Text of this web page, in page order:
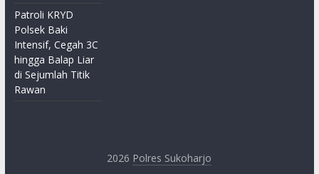
Patroli KRYD
Polsek Baki
Intensif, Cegah 3C
hingga Balap Liar
di Sejumlah Titik
Rawan
2026 Polres Sukoharjo